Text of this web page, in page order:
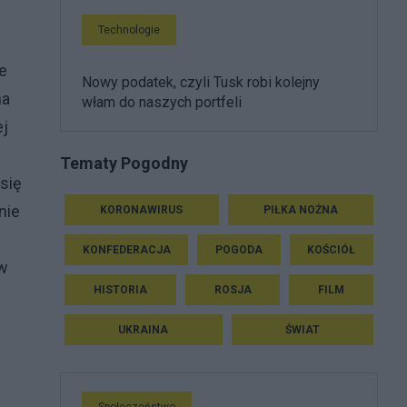
Technologie
Nowy podatek, czyli Tusk robi kolejny
włam do naszych portfeli
Tematy Pogodny
KORONAWIRUS PIŁKA NOŻNA
KONFEDERACJA POGODA KOŚCIÓŁ
HISTORIA ROSJA FILM
UKRAINA ŚWIAT